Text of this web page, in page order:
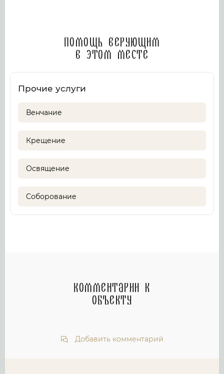
Помощь верующим
в этом месте
Прочие услуги
Венчание
Крещение
Освящение
Соборование
Комментарии к
объекту
Добавить комментарий